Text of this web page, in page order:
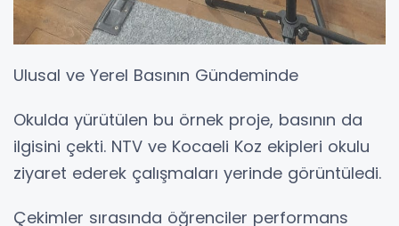
Ulusal ve Yerel Basının Gündeminde
Okulda yürütülen bu örnek proje, basının da
ilgisini çekti. NTV ve Kocaeli Koz ekipleri okulu
ziyaret ederek çalışmaları yerinde görüntüledi.
Çekimler sırasında öğrenciler performans